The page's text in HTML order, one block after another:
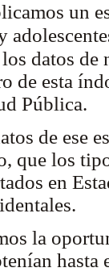
un
datos de
de esta
Pública.
de ese
que los
en
la
hasta